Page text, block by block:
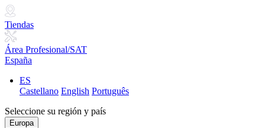
Tiendas
Área Profesional/SAT
España
ES
Castellano English Português
Seleccione su región y país
Europa